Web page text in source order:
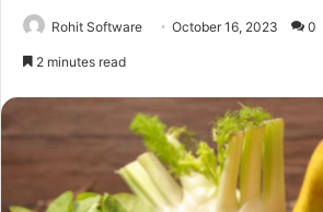
Rohit Software October 16, 2023 0
2 minutes read